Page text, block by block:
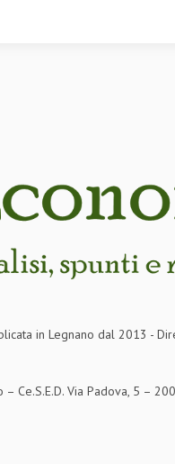
in Legnano dal 2013 -
Ce.S.E.D. Via Padova, 5 –